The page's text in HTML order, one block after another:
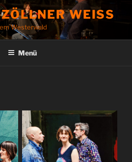
WEISS
Westerwald
Menü